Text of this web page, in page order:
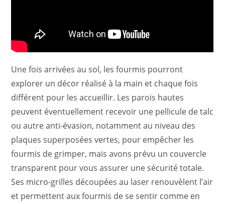
Une fois arrivées au sol, les fourmis pourront
explorer un décor réalisé à la main et chaque fois
différent pour les accueillir. Les parois hautes
peuvent éventuellement recevoir une pellicule de talc
ou autre anti-évasion, notamment au niveau des
plaques superposées vertes, pour empêcher les
fourmis de grimper, mais avons prévu un couvercle
transparent pour vous assurer une sécurité totale.
Ses micro-grilles découpées au laser renouvèlent l’air
et permettent aux fourmis de se sentir comme en